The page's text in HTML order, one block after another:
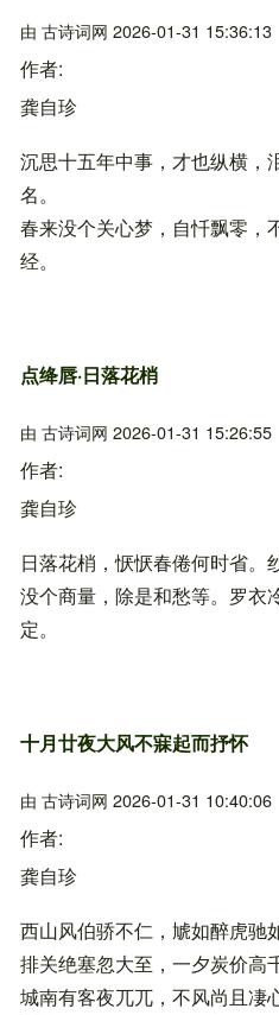
由 古诗词网 2026-01-31 15:36:13
作者
龚自珍
沉思十五年中事，才也纵横，
名。
春来没个关心梦，自忏飘零，
经。
点绛唇·日落花梢
由 古诗词网 2026-01-31 15:26:55
作者
龚自珍
日落花梢，恹恹春倦何时省。
没个商量，除是和愁等。罗衣
定。
十月廿夜大风不寐起而抒怀
由 古诗词网 2026-01-31 10:40:06
作者
龚自珍
西山风伯骄不仁，虓如醉虎驰
排关绝塞忽大至，一夕炭价高
城南有客夜兀兀，不风尚且凄